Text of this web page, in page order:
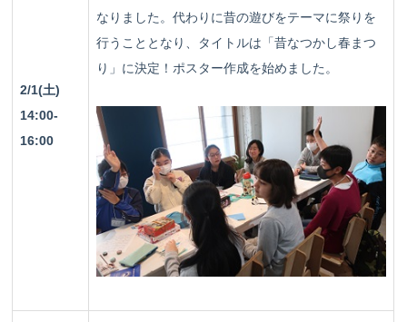
2/1(土)
14:00-
16:00
なりました。代わりに昔の遊びをテーマに祭りを
行うこととなり、タイトルは「昔なつかし春まつ
り」に決定！ポスター作成を始めました。